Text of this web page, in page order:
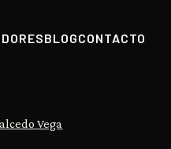
BLOGCONTACTO
Vega